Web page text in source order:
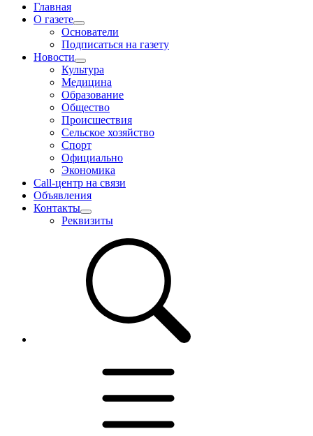
Главная
О газете
Основатели
Подписаться на газету
Новости
Культура
Медицина
Образование
Общество
Происшествия
Сельское хозяйство
Спорт
Официально
Экономика
Call-центр на связи
Объявления
Контакты
Реквизиты